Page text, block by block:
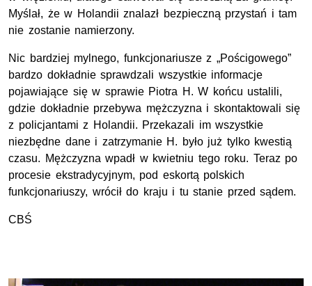
Myślał, że w Holandii znalazł bezpieczną przystań i tam
nie zostanie namierzony.
Nic bardziej mylnego, funkcjonariusze z „Pościgowego”
bardzo dokładnie sprawdzali wszystkie informacje
pojawiające się w sprawie Piotra H. W końcu ustalili,
gdzie dokładnie przebywa mężczyzna i skontaktowali się
z policjantami z Holandii. Przekazali im wszystkie
niezbędne dane i zatrzymanie H. było już tylko kwestią
czasu. Mężczyzna wpadł w kwietniu tego roku. Teraz po
procesie ekstradycyjnym, pod eskortą polskich
funkcjonariuszy, wrócił do kraju i tu stanie przed sądem.
CBŚ